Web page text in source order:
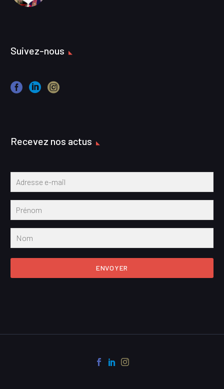
Suivez-nous
Recevez nos actus
ENVOYER